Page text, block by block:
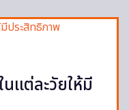
แต่ละวัยให้มี